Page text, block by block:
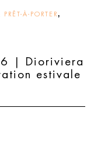
À-PORTER,
| Dioriviera
estivale